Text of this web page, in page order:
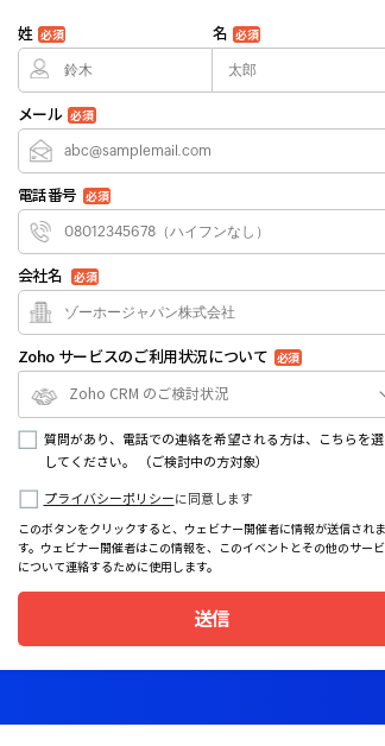
姓 必須 名 必須
メール 必須
電話番号 必須
会社名 必須
Zoho サービスのご利用状況について 必須
Zoho CRM のご検討状況
質問があり、電話での連絡を希望される方は、こちらを
してください。 （ご検討中の方対象）
プライバシーポリシーに同意します
このボタンをクリックすると、ウェビナー開催者に情報が送信されま
す。ウェビナー開催者はこの情報を、このイベントとその他のサー
について連絡するために使用します。
送信